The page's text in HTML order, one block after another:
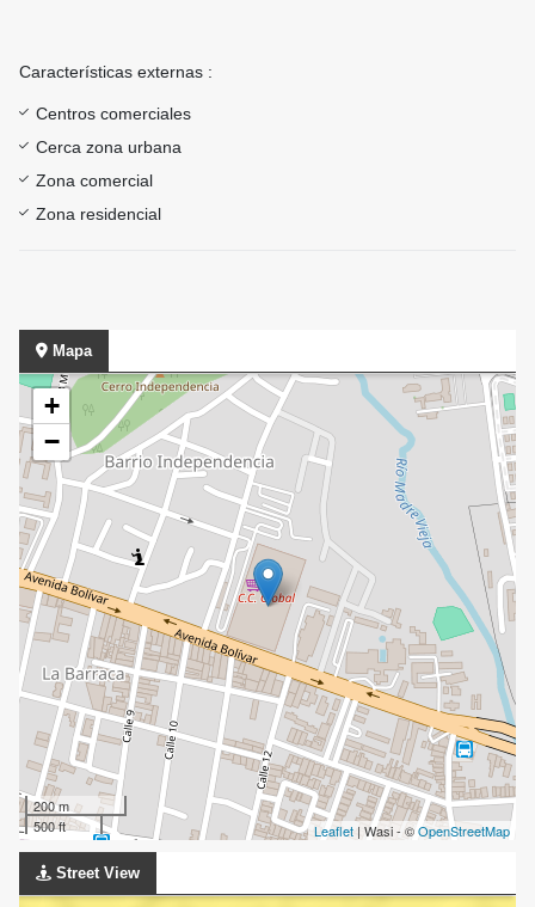
Características externas :
Centros comerciales
Cerca zona urbana
Zona comercial
Zona residencial
Mapa
+
−
200 m
500 ft
Leaflet | Wasi - ©OpenStreetMap
Street View